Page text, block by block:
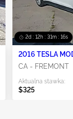
2d : 12h : 31m : 16s
2016 TESLA
CA - FREMONT
Aktualna stawka:
$325